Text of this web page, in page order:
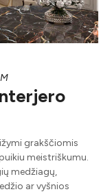
grakščiomis
meistriškumu.
medžiagų,
ar vyšnios